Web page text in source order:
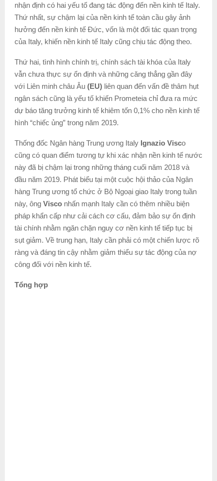
nhận định có hai yếu tố đang tác động đến nền kinh tế Italy.
Thứ nhất, sự chậm lại của nền kinh tế toàn cầu gây ảnh
hưởng đến nền kinh tế Đức, vốn là một đối tác quan trọng
của Italy, khiến nền kinh tế Italy cũng chịu tác động theo.
Thứ hai, tình hình chính trị, chính sách tài khóa của Italy
vẫn chưa thực sự ổn định và những căng thẳng gần đây
với Liên minh châu Âu (EU) liên quan đến vấn đề thâm hụt
ngân sách cũng là yếu tố khiến Prometeia chỉ đưa ra mức
dự báo tăng trưởng kinh tế khiêm tốn 0,1% cho nền kinh tế
hình “chiếc ủng” trong năm 2019.
Thống đốc Ngân hàng Trung ương Italy Ignazio Visco
cũng có quan điểm tương tự khi xác nhận nền kinh tế nước
này đã bị chậm lại trong những tháng cuối năm 2018 và
đầu năm 2019. Phát biểu tại một cuộc hội thảo của Ngân
hàng Trung ương tổ chức ở Bộ Ngoại giao Italy trong tuần
này, ông Visco nhấn mạnh Italy cần có thêm nhiều biện
pháp khẩn cấp như cải cách cơ cấu, đảm bảo sự ổn định
tài chính nhằm ngăn chặn nguy cơ nền kinh tế tiếp tục bị
sụt giảm. Về trung hạn, Italy cần phải có một chiến lược rõ
ràng và đáng tin cậy nhằm giảm thiểu sự tác động của nợ
công đối với nền kinh tế.
Tổng hợp